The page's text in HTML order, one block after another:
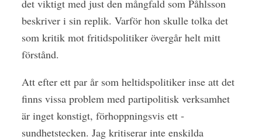
det viktigt med just den mångfald som Påhlsson
beskriver i sin replik. Varför hon skulle tolka det
som kritik mot fritidspolitiker övergår helt mitt
förstånd.
Att efter ett par år som heltidspolitiker inse att det
finns vissa problem med partipolitisk verksamhet
är inget konstigt, förhoppningsvis ett ­
sundhetstecken. Jag kritiserar inte enskilda